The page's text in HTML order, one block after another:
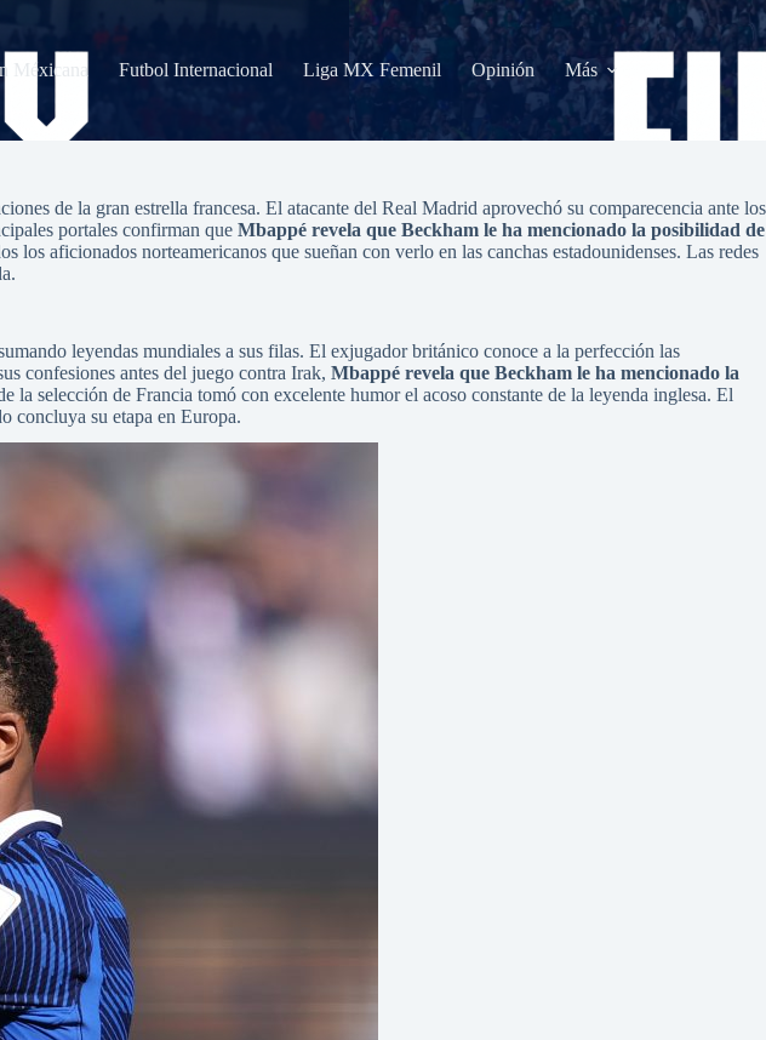
Méxicana Futbol Internacional Liga MX Femenil Opinión Más
de la gran estrella francesa. El atacante del Real Madrid aprovechó su comparecencia ante los
portales confirman que Mbappé revela que Beckham le ha mencionado la posibilidad de
los aficionados norteamericanos que sueñan con verlo en las canchas estadounidenses. Las redes
leyendas mundiales a sus filas. El exjugador británico conoce a la perfección las
confesiones antes del juego contra Irak, Mbappé revela que Beckham le ha mencionado la
selección de Francia tomó con excelente humor el acoso constante de la leyenda inglesa. El
concluya su etapa en Europa.